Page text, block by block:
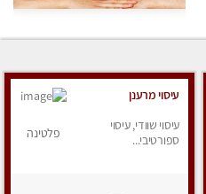
עיסוי מרענן
עיסוי שוודי, עיסוי
ספורטיבי...
פלטינה